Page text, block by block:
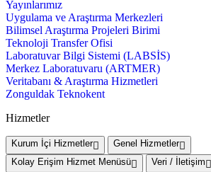
Yayınlarımız
Uygulama ve Araştırma Merkezleri
Bilimsel Araştırma Projeleri Birimi
Teknoloji Transfer Ofisi
Laboratuvar Bilgi Sistemi (LABSİS)
Merkez Laboratuvaru (ARTMER)
Veritabanı & Araştırma Hizmetleri
Zonguldak Teknokent
Hizmetler
Kurum İçi Hizmetler
Genel Hizmetler
Kolay Erişim Hizmet Menüsü
Veri / İletişim